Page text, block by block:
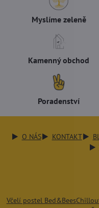
Myslíme zeleně
Kamenný obchod
Poradenství
O NÁS KONTAKT
Včelí postel Bed&Bees